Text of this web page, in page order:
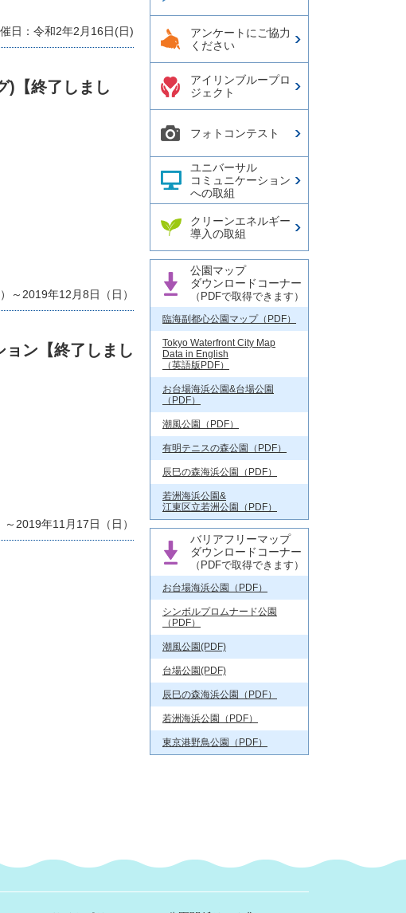
日：令和2年2月16日(日)
)【終了しまし
～2019年12月8日（日）
ン【終了しまし
2019年11月17日（日）
アンケートにご協力
ください
アイリンブループロ
ジェクト
フォトコンテスト
ユニバーサル
コミュニケーション
への取組
クリーンエネルギー
導入の取組
公園マップ
ダウンロードコーナー
（PDFで取得できます）
臨海副都心公園マップ（PDF）
Tokyo Waterfront City Map
Data in English
（英語版PDF）
お台場海浜公園&台場公園
（PDF）
潮風公園（PDF）
有明テニスの森公園（PDF）
辰巳の森海浜公園（PDF）
若洲海浜公園&
江東区立若洲公園（PDF）
バリアフリーマップ
ダウンロードコーナー
（PDFで取得できます）
お台場海浜公園（PDF）
シンボルプロムナード公園
（PDF）
潮風公園(PDF)
台場公園(PDF)
辰巳の森海浜公園（PDF）
若洲海浜公園（PDF）
東京港野鳥公園（PDF）